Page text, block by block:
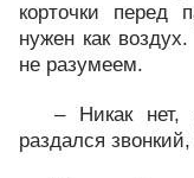
корточки перед
нужен как
не разумеем.
– Никак нет,
раздался